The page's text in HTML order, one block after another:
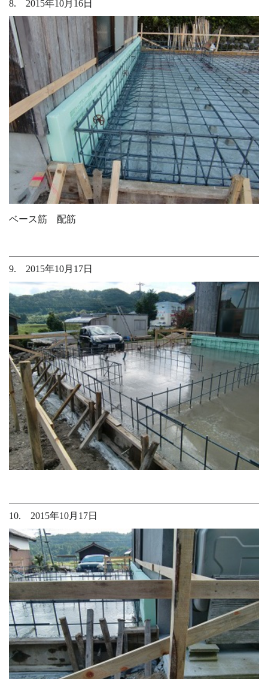
8. 2015年10月16日
ベース筋 配筋
9. 2015年10月17日
10. 2015年10月17日